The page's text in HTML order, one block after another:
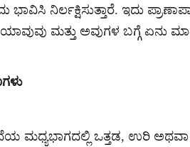
ಭಾವಿಸಿ ನಿರ್ಲಕ್ಷಿಸುತ್ತಾರೆ. ಇದು
ಮತ್ತು ಅವುಗಳ ಬಗ್ಗೆ ಏನು
ಮಧ್ಯಭಾಗದಲ್ಲಿ ಒತ್ತಡ, ಉರಿ